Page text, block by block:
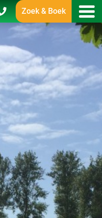
Zoek & Boek